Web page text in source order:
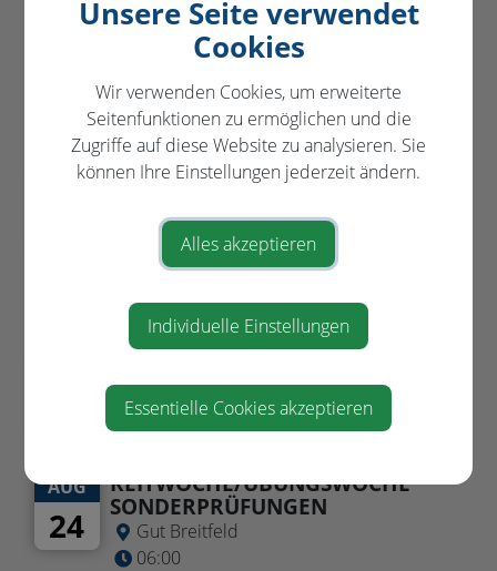
VERANSTALTUNGEN
in und um St. Pantaleon-Erla
AUG BESICHTIGUNG UND FÜHRUNG
GRABUNG STEIN
am Ortsende von St. Pantaleon -
10:00
Sportplatz Stein
16:00
AUG
24
REITWOCHE/ÜBUNGSWOCHE
SONDERPRÜFUNGEN
Gut Breitfeld
06:00
Unsere Seite verwendet
Cookies
Wir verwenden Cookies, um erweiterte
Seitenfunktionen zu ermöglichen und die
Zugriffe auf diese Website zu analysieren. Sie
können Ihre Einstellungen jederzeit ändern.
Alles akzeptieren
Individuelle Einstellungen
Essentielle Cookies akzeptieren